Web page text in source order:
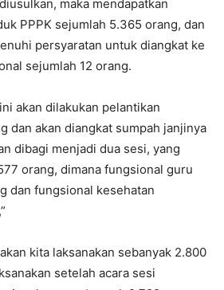
maka mendapatkan
PPPK sejumlah 5.365 orang, dan
persyaratan untuk diangkat ke
sejumlah 12 orang.
akan dilakukan pelantikan
dan akan diangkat sumpah janjinya
dibagi menjadi dua sesi, yang
orang, dimana fungsional guru
dan fungsional kesehatan
kita laksanakan sebanyak 2.800
setelah acara sesi